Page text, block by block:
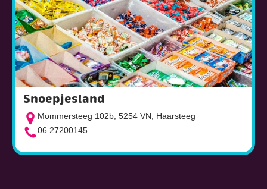
Snoepjesland
Mommersteeg 102b, 5254 VN, Haarsteeg
06 27200145